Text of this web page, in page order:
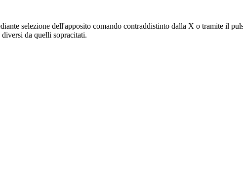
selezione dell'apposito comando contraddistinto dalla X o tramite il
da quelli sopracitati.